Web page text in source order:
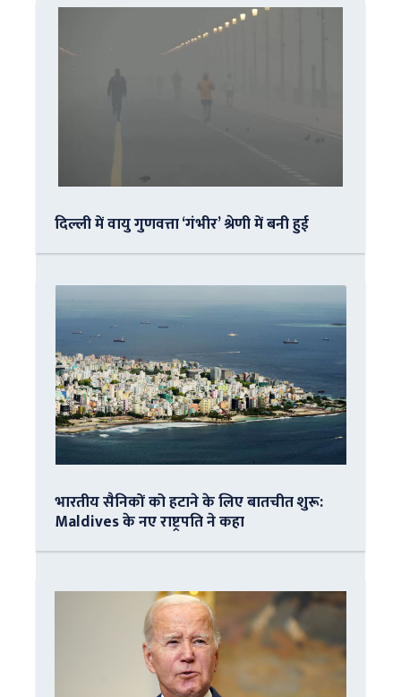
दिल्ली में वायु गुणवत्ता ‘गंभीर’ श्रेणी में बनी हुई
भारतीय सैनिकों को हटाने के लिए बातचीत शुरू:
Maldives के नए राष्ट्रपति ने कहा